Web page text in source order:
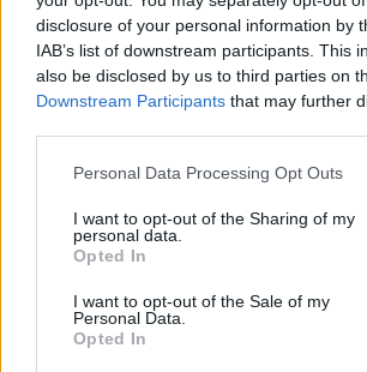
disclosure of your personal information by
IAB’s list of downstream participants. This
also be disclosed by us to third parties on
Downstream Participants that may further
Personal Data Processing Opt Outs
I want to opt-out of the Sharing of my
personal data.
Opted In
I want to opt-out of the Sale of my
Personal Data.
Opted In
προφύλαξης, ώστε να αποτραπεί η
μετάδοση του ιού.
«Ελπίζω η εκλογή, για πρώτη φορά,
αφορμή για τη βελτίωση της
γυναικών τόσο στην οικογένεια
κοινωνία» συμπλήρωσε η κ.
της χώρας να συνειδητοποιήσουν
φτάσουν όπου ονειρεύονται με την